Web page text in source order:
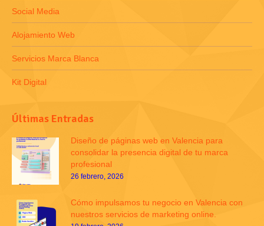
Social Media
Alojamiento Web
Servicios Marca Blanca
Kit Digital
Últimas Entradas
Diseño de páginas web en Valencia para
consolidar la presencia digital de tu marca
profesional
26 febrero, 2026
Cómo impulsamos tu negocio en Valencia con
nuestros servicios de marketing online.